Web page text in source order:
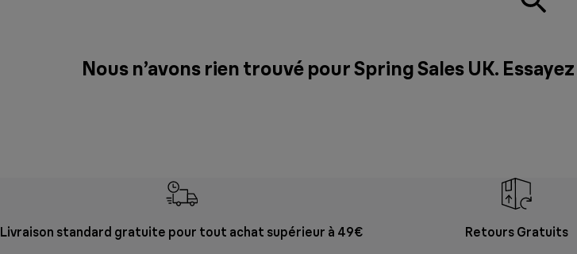
Nous n’avons rien trouvé pour Spring Sales UK.
Livraison standard gratuite pour tout achat supérieur à 49€ Retours Gratuits